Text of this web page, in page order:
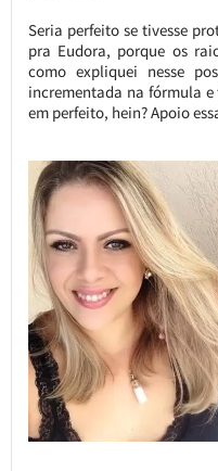
Seria perfeito se tivesse
pra Eudora, porque os
como expliquei nesse
incrementada na fórmula
em perfeito, hein? Apoio